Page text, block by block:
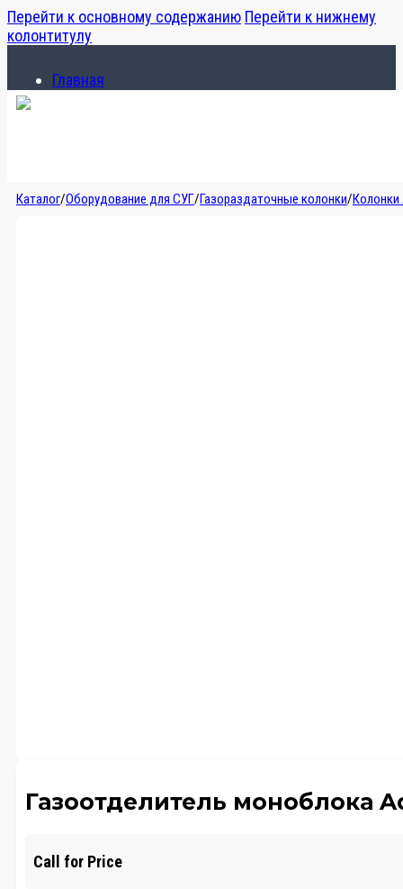
Перейти к основному содержанию Перейти к нижнему
колонтитулу
Главная
Каталог
Каталог/Оборудование для СУГ/Газораздаточные колонки/Колонки
Газоотделитель моноблока
Call for Price